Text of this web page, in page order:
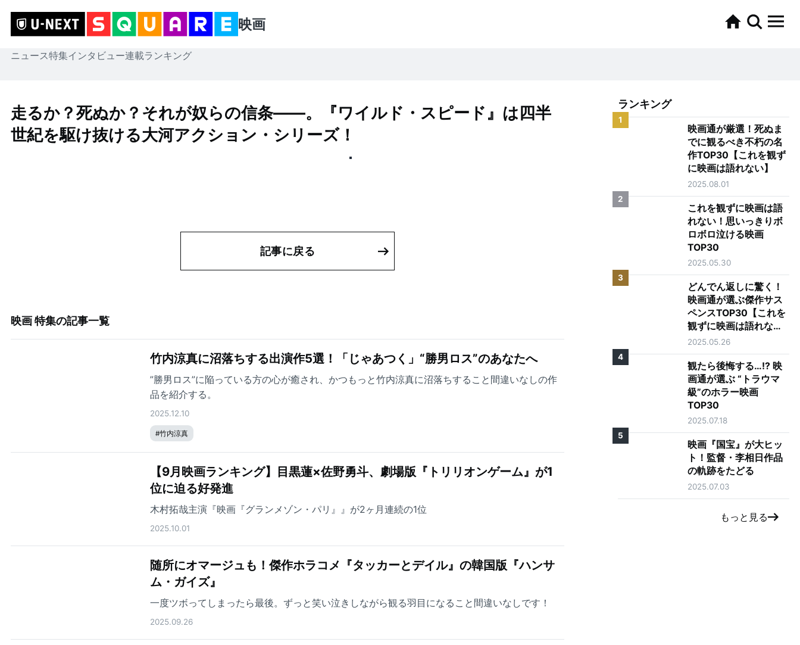
映画
ニュース特集インタビュー連載ランキング
走るか？死ぬか？それが奴らの信条——。『ワイルド・スピード』は四半
世紀を駆け抜ける大河アクション・シリーズ！
記事に戻る
映画 特集の記事一覧
竹内涼真に沼落ちする出演作5選！「じゃあつく」“勝男ロス”のあなたへ
”勝男ロス”に陥っている方の心が癒され、かつもっと竹内涼真に沼落ちすること間違いなしの作
品を紹介する。
2025.12.10
#竹内涼真
【9月映画ランキング】目黒蓮×佐野勇斗、劇場版『トリリオンゲーム』が1
位に迫る好発進
木村拓哉主演『映画『グランメゾン・パリ』』が2ヶ月連続の1位
2025.10.01
随所にオマージュも！傑作ホラコメ『タッカーとデイル』の韓国版『ハンサ
ム・ガイズ』
一度ツボってしまったら最後。ずっと笑い泣きしながら観る羽目になること間違いなしです！
2025.09.26
ランキング
1
映画通が厳選！死ぬま
でに観るべき不朽の名
作TOP30【これを観ず
に映画は語れない】
2025.08.01
2
これを観ずに映画は語
れない！思いっきりボ
ロボロ泣ける映画
TOP30
2025.05.30
3
どんでん返しに驚く！
映画通が選ぶ傑作サス
ペンスTOP30【これを
観ずに映画は語れな
い】
2025.05.26
4
観たら後悔する…!? 映
画通が選ぶ “トラウマ
級”のホラー映画
TOP30
2025.07.18
5
映画『国宝』が大ヒッ
ト！監督・李相日作品
の軌跡をたどる
2025.07.03
もっと見る